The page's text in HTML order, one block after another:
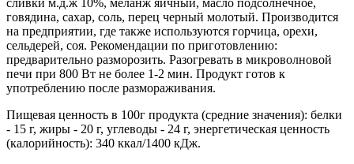
сливки м.д.ж 10%, меланж яичный, масло подсолнечное,
говядина, сахар, соль, перец черный молотый. Производится
на предприятии, где также используются горчица, орехи,
сельдерей, соя. Рекомендации по приготовлению:
предварительно разморозить. Разогревать в микроволновой
печи при 800 Вт не более 1-2 мин. Продукт готов к
употреблению после размораживания.
Пищевая ценность в 100г продукта (средние значения): белки
- 15 г, жиры - 20 г, углеводы - 24 г, энергетическая ценность
(калорийность): 340 ккал/1400 кДж.